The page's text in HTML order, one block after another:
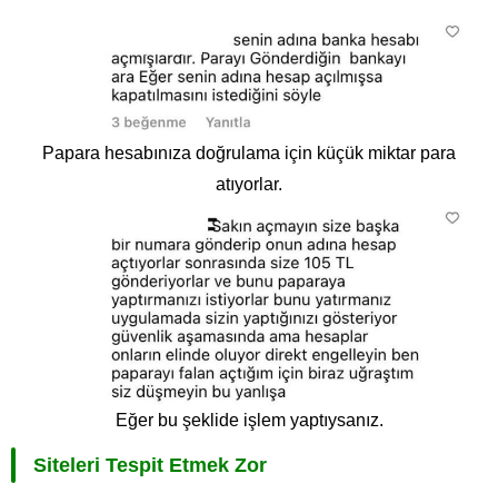
Papara hesabınıza doğrulama için küçük miktar para
atıyorlar.
Eğer bu şeklide işlem yaptıysanız.
Siteleri Tespit Etmek Zor